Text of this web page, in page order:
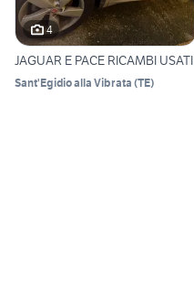
4
JAGUAR E PACE RICAMBI USATI
Sant'Egidio alla Vibrata (TE)